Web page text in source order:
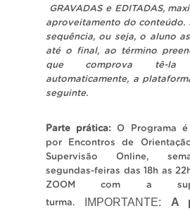
GRAVADAS e EDITADAS,
aproveitamento do conteúdo.
sequência, ou seja, o aluno
até o final, ao término
que comprova tê-la
automaticamente, a
seguinte.
Parte prática:O Programa é
por Encontros de
Supervisão Online,
segundas-feiras das 18h as
ZOOM com a
turma.
IMPORTANTE: A